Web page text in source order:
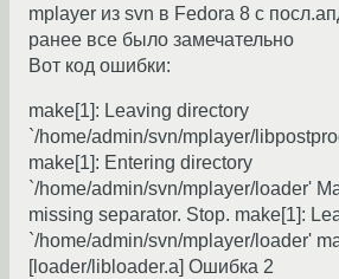
mplayer из svn в Fedora 8 с
ранее все было замечательно
Вот код ошибки:
make[1]: Leaving directory
`/home/admin/svn/mplayer/
make[1]: Entering directory
`/home/admin/svn/mplayer/loader'
missing separator. Stop. make[1]:
`/home/admin/svn/mplayer/loader'
[loader/libloader.a] Ошибка 2